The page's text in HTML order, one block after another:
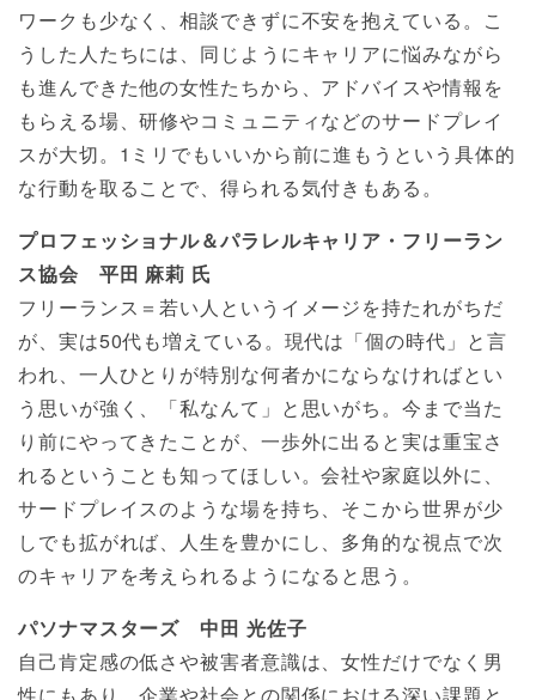
ワークも少なく、相談できずに不安を抱えている。こ
うした人たちには、同じようにキャリアに悩みながら
も進んできた他の女性たちから、アドバイスや情報を
もらえる場、研修やコミュニティなどのサードプレイ
スが大切。1ミリでもいいから前に進もうという具体的
な行動を取ることで、得られる気付きもある。
プロフェッショナル＆パラレルキャリア・フリーラン
ス協会 平田 麻莉 氏
フリーランス＝若い人というイメージを持たれがちだ
が、実は50代も増えている。現代は「個の時代」と言
われ、一人ひとりが特別な何者かにならなければとい
う思いが強く、「私なんて」と思いがち。今まで当た
り前にやってきたことが、一歩外に出ると実は重宝さ
れるということも知ってほしい。会社や家庭以外に、
サードプレイスのような場を持ち、そこから世界が少
しでも拡がれば、人生を豊かにし、多角的な視点で次
のキャリアを考えられるようになると思う。
パソナマスターズ 中田 光佐子
自己肯定感の低さや被害者意識は、女性だけでなく男
性にもあり、企業や社会との関係における深い課題と